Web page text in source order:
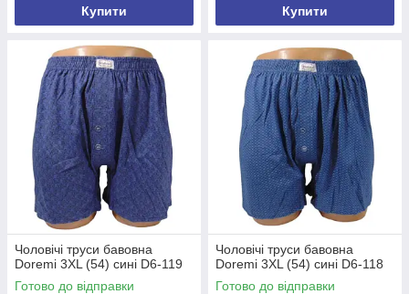
Купити Купити
Чоловічі труси бавовна
Doremi 3XL (54) сині D6-119
Готово до відправки
Чоловічі труси бавовна
Doremi 3XL (54) сині D6-118
Готово до відправки